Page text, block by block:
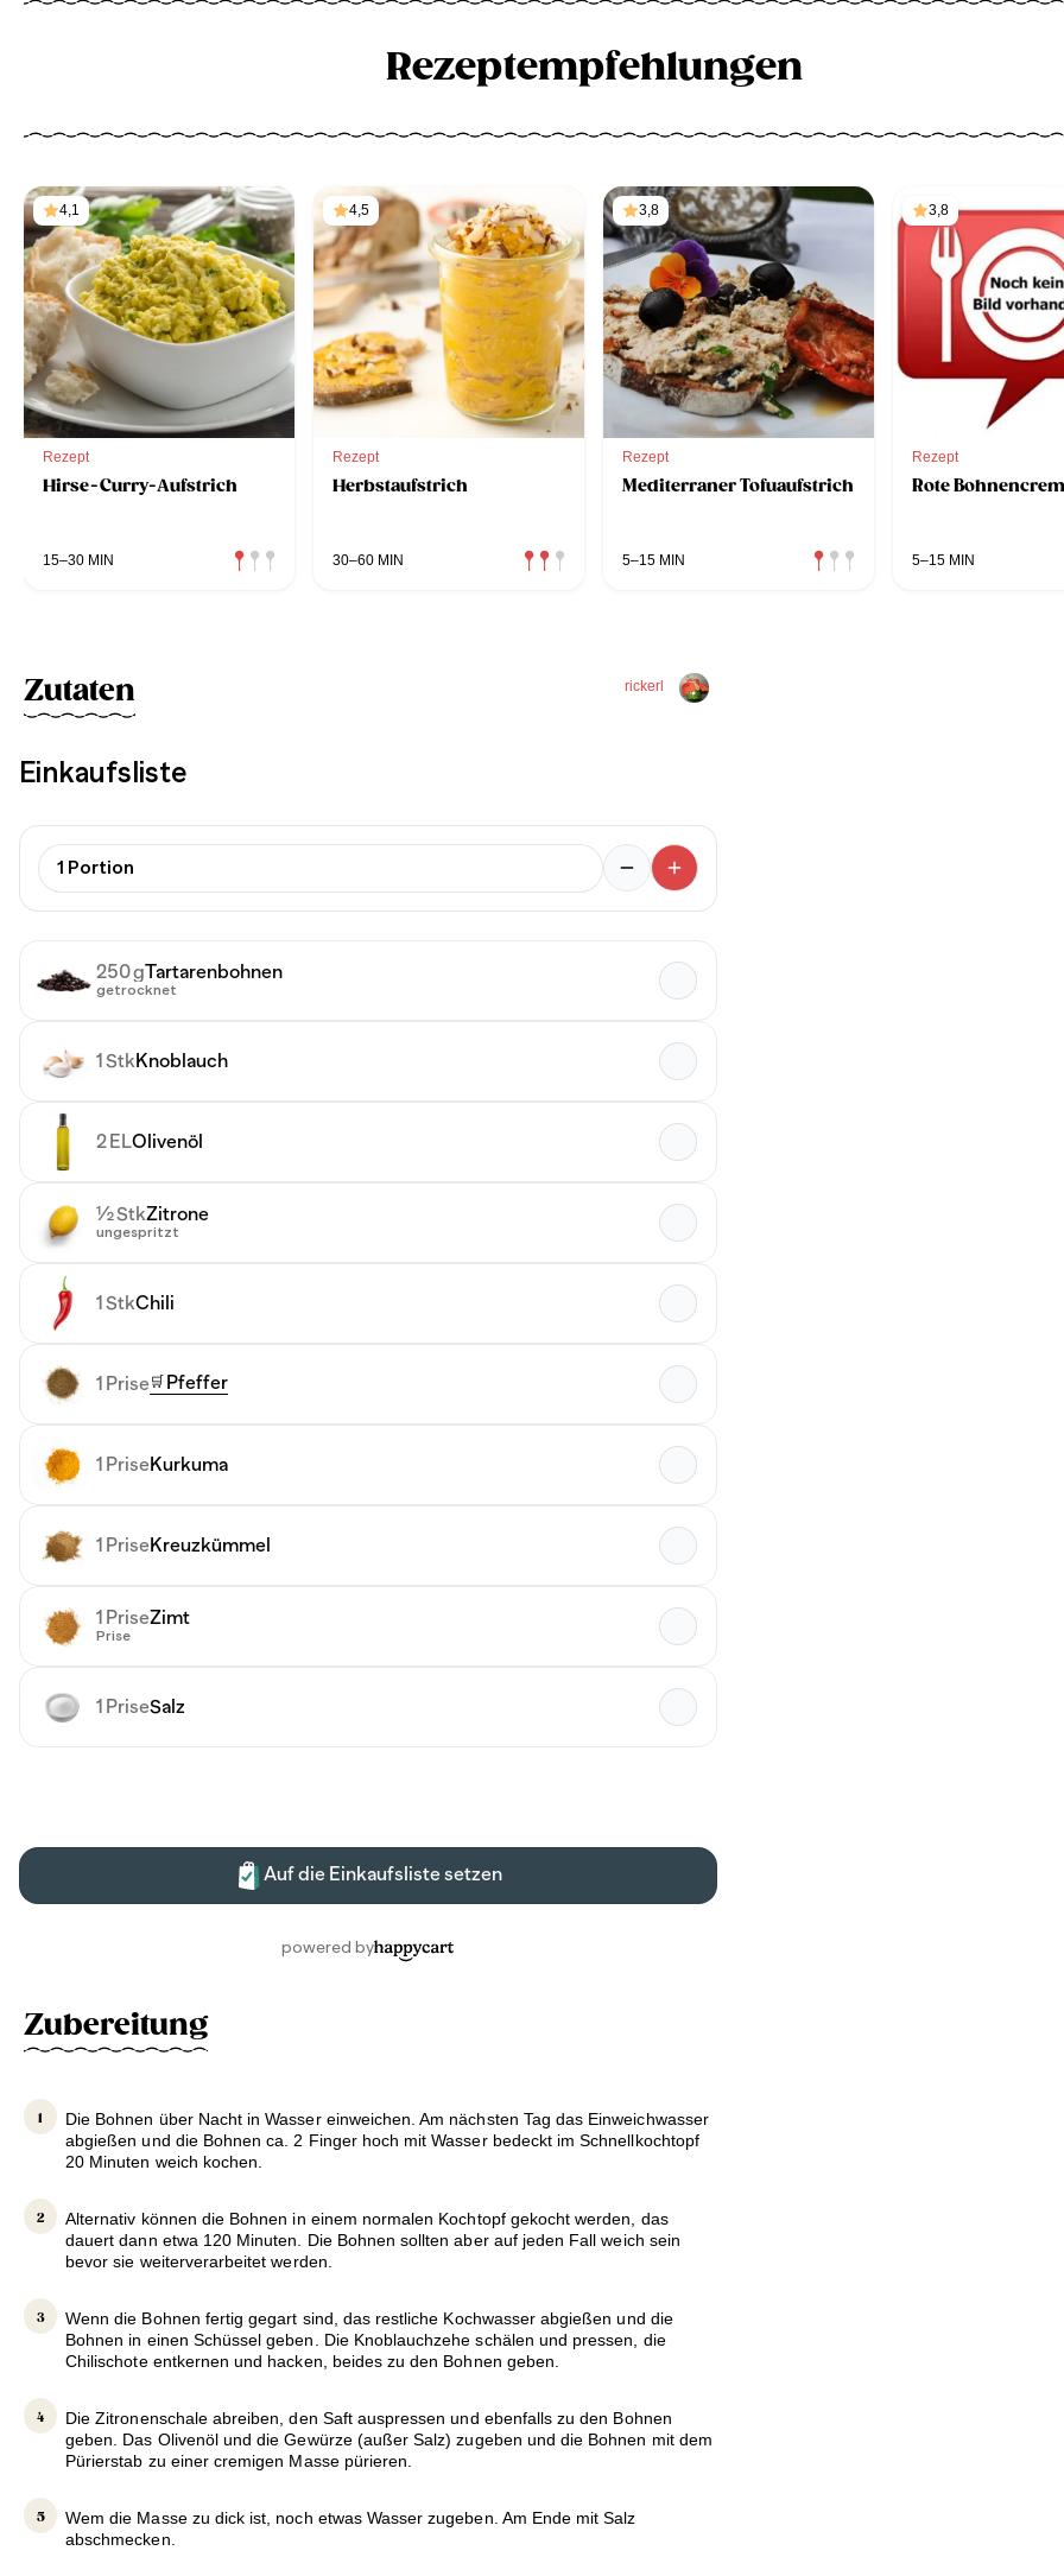
Rezeptempfehlungen
4,1
Rezept
Hirse-Curry-Aufstrich
15–30 MIN
4,5
Rezept
Herbstaufstrich
30–60 MIN
3,8
Rezept
Mediterraner Tofuaufstrich
5–15 MIN
3,8
Rezept
Rote
5–15 MIN
rickerl
Zutaten
Zubereitung
Die Bohnen über Nacht in Wasser einweichen. Am nächsten Tag das Einweichwasser
abgießen und die Bohnen ca. 2 Finger hoch mit Wasser bedeckt im Schnellkochtopf
20 Minuten weich kochen.
Alternativ können die Bohnen in einem normalen Kochtopf gekocht werden, das
dauert dann etwa 120 Minuten. Die Bohnen sollten aber auf jeden Fall weich sein
bevor sie weiterverarbeitet werden.
Wenn die Bohnen fertig gegart sind, das restliche Kochwasser abgießen und die
Bohnen in einen Schüssel geben. Die Knoblauchzehe schälen und pressen, die
Chilischote entkernen und hacken, beides zu den Bohnen geben.
Die Zitronenschale abreiben, den Saft auspressen und ebenfalls zu den Bohnen
geben. Das Olivenöl und die Gewürze (außer Salz) zugeben und die Bohnen mit dem
Pürierstab zu einer cremigen Masse pürieren.
Wem die Masse zu dick ist, noch etwas Wasser zugeben. Am Ende mit Salz
abschmecken.